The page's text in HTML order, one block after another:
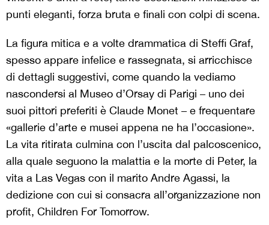
punti eleganti, forza bruta e finali con colpi di scena.
La figura mitica e a volte drammatica di Steffi Graf,
spesso appare infelice e rassegnata, si arricchisce
di dettagli suggestivi, come quando la vediamo
nascondersi al Museo d’Orsay di Parigi – uno dei
suoi pittori preferiti è Claude Monet – e frequentare
«gallerie d’arte e musei appena ne ha l’occasione».
La vita ritirata culmina con l’uscita dal palcoscenico,
alla quale seguono la malattia e la morte di Peter, la
vita a Las Vegas con il marito Andre Agassi, la
dedizione con cui si consacra all’organizzazione non
profit, Children For Tomorrow.